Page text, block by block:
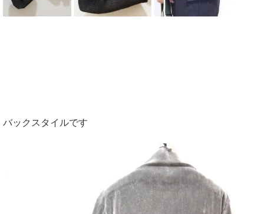
バックスタイルです